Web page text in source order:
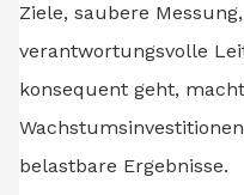
Ziele, saubere
verantwortungsvolle
konsequent geht,
belastbare Ergebnisse.